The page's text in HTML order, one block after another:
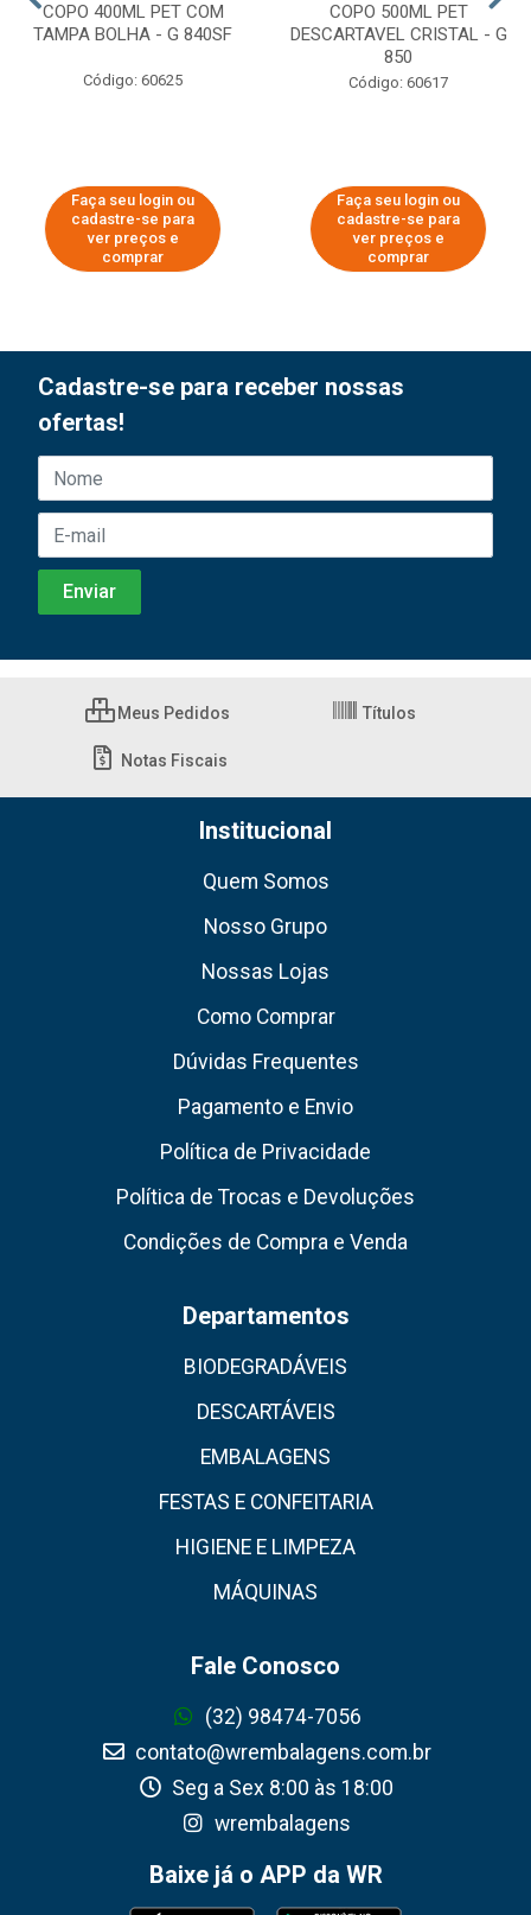
COPO 400ML PET COM
TAMPA BOLHA - G 840SF
Código: 60625
Faça seu login ou
cadastre-se para
ver preços e
comprar
COPO 500ML PET
DESCARTAVEL CRISTAL - G
850
Código: 60617
Faça seu login ou
cadastre-se para
ver preços e
comprar
Cadastre-se para receber nossas
ofertas!
Meus Pedidos Títulos
Notas Fiscais
Institucional
Quem Somos
Nosso Grupo
Nossas Lojas
Como Comprar
Dúvidas Frequentes
Pagamento e Envio
Política de Privacidade
Política de Trocas e Devoluções
Condições de Compra e Venda
Departamentos
BIODEGRADÁVEIS
DESCARTÁVEIS
EMBALAGENS
FESTAS E CONFEITARIA
HIGIENE E LIMPEZA
MÁQUINAS
Fale Conosco
(32) 98474-7056
contato@wrembalagens.com.br
Seg a Sex 8:00 às 18:00
wrembalagens
Baixe já o APP da WR